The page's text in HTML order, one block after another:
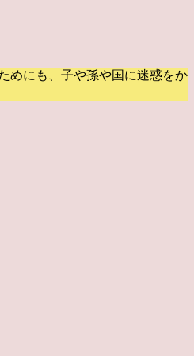
めにも、子や孫や国に迷惑をか